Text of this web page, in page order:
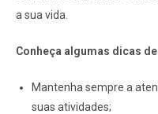
a sua vida.
Conheça algumas dicas
Mantenha sempre a
suas atividades;